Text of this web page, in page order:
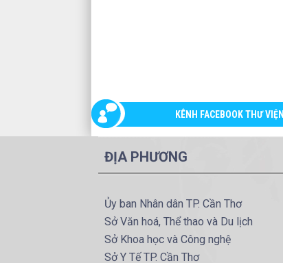
KÊNH FACEBOOK THƯ VIỆN
ĐỊA PHƯƠNG
Ủy ban Nhân dân TP. Cần Thơ
Sở Văn hoá, Thể thao và Du lịch
Sở Khoa học và Công nghệ
Sở Y Tế TP. Cần Thơ